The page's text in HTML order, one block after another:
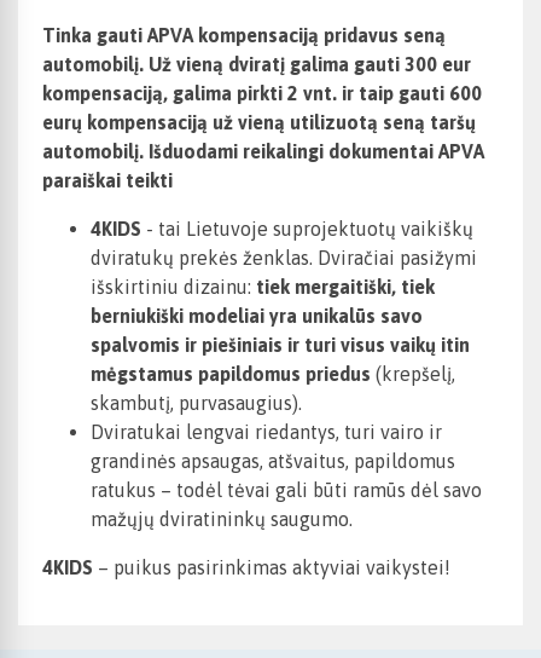
Tinka gauti APVA kompensaciją pridavus seną
automobilį. Už vieną dviratį galima gauti 300 eur
kompensaciją, galima pirkti 2 vnt. ir taip gauti 600
eurų kompensaciją už vieną utilizuotą seną taršų
automobilį. Išduodami reikalingi dokumentai APVA
paraiškai teikti
4KIDS - tai Lietuvoje suprojektuotų vaikiškų
dviratukų prekės ženklas. Dviračiai pasižymi
išskirtiniu dizainu: tiek mergaitiški, tiek
berniukiški modeliai yra unikalūs savo
spalvomis ir piešiniais ir turi visus vaikų itin
mėgstamus papildomus priedus (krepšelį,
skambutį, purvasaugius).
Dviratukai lengvai riedantys, turi vairo ir
grandinės apsaugas, atšvaitus, papildomus
ratukus – todėl tėvai gali būti ramūs dėl savo
mažųjų dviratininkų saugumo.
4KIDS – puikus pasirinkimas aktyviai vaikystei!